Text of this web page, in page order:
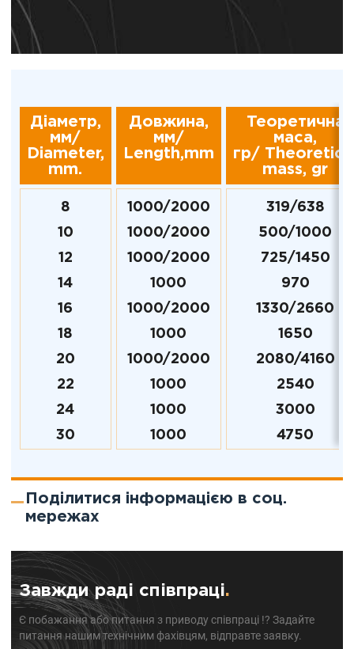
Діаметр,
мм/
Diameter,
mm.
Довжина,
мм/
Length,mm
Теоретична
маса,
гр/
mass, gr
8 1000/2000
319/638
10
1000/2000
500/1000
12
1000/2000
725/1450
14
1000
970
16
1000/2000
1330/2660
18
1000
1650
20
1000/2000
2080/4160
22
1000
2540
24
1000
3000
30
1000 4750
Поділитися інформацією в соц.
мережах
Завжди раді співпраці.
Є побажання або питання з приводу співпраці !? Задайте
питання нашим технічним фахівцям, відправте заявку.